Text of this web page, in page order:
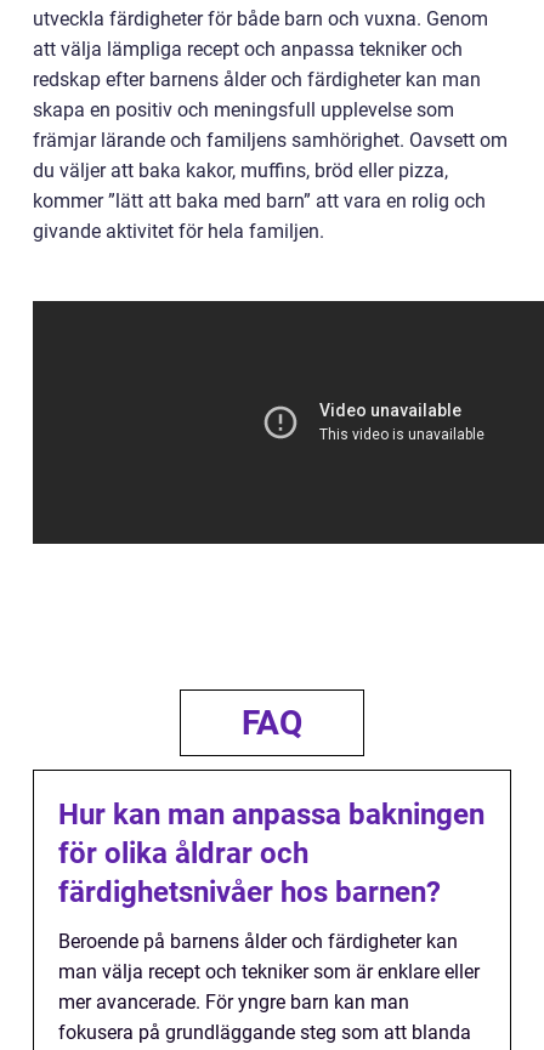
utveckla färdigheter för både barn och vuxna. Genom
att välja lämpliga recept och anpassa tekniker och
redskap efter barnens ålder och färdigheter kan man
skapa en positiv och meningsfull upplevelse som
främjar lärande och familjens samhörighet. Oavsett om
du väljer att baka kakor, muffins, bröd eller pizza,
kommer ”lätt att baka med barn” att vara en rolig och
givande aktivitet för hela familjen.
FAQ
Hur kan man anpassa bakningen
för olika åldrar och
färdighetsnivåer hos barnen?
Beroende på barnens ålder och färdigheter kan
man välja recept och tekniker som är enklare eller
mer avancerade. För yngre barn kan man
fokusera på grundläggande steg som att blanda